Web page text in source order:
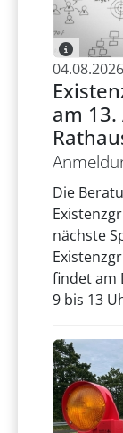
04.08.2026
am 13.
Die
nächste
findet am
9 bis 13